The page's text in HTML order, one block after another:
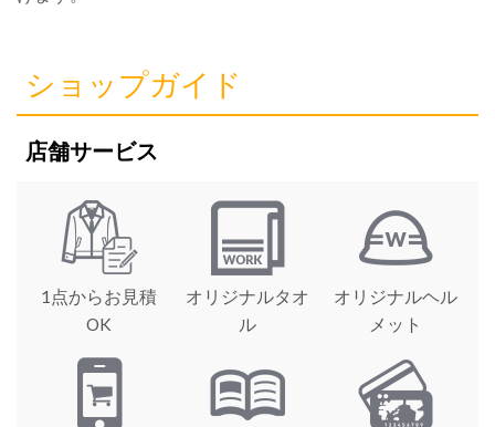
ショップガイド
店舗サービス
1点からお見積
OK
オリジナルタオ
ル
オリジナルヘル
メット